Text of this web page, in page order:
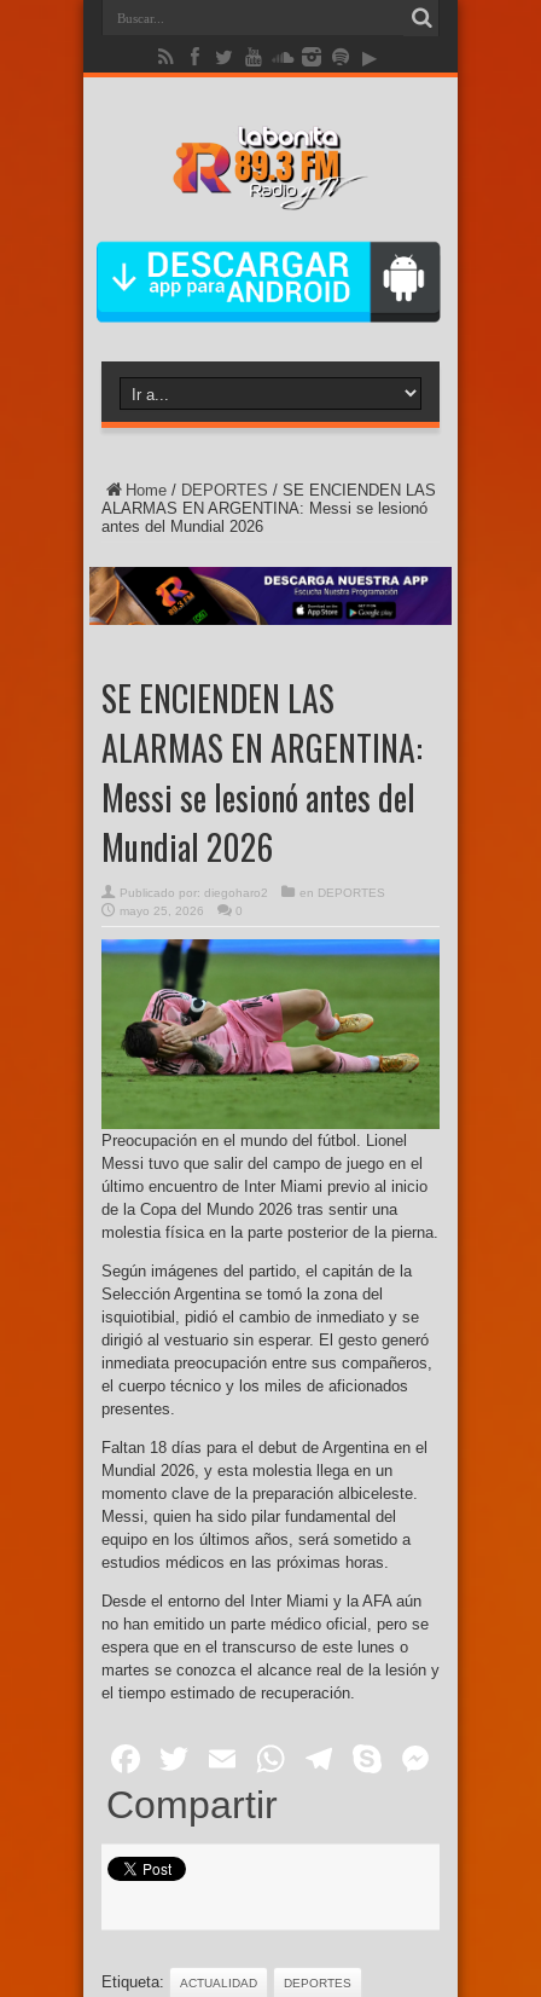
Home / DEPORTES / SE ENCIENDEN LAS
ALARMAS EN ARGENTINA: Messi se lesionó
antes del Mundial 2026
SE ENCIENDEN LAS
ALARMAS EN ARGENTINA:
Messi se lesionó antes del
Mundial 2026
Publicado por: diegoharo2 en DEPORTES
mayo 25, 2026
0
Preocupación en el mundo del fútbol. Lionel
Messi tuvo que salir del campo de juego en el
último encuentro de Inter Miami previo al inicio
de la Copa del Mundo 2026 tras sentir una
molestia física en la parte posterior de la pierna.
Según imágenes del partido, el capitán de la
Selección Argentina se tomó la zona del
isquiotibial, pidió el cambio de inmediato y se
dirigió al vestuario sin esperar. El gesto generó
inmediata preocupación entre sus compañeros,
el cuerpo técnico y los miles de aficionados
presentes.
Faltan 18 días para el debut de Argentina en el
Mundial 2026, y esta molestia llega en un
momento clave de la preparación albiceleste.
Messi, quien ha sido pilar fundamental del
equipo en los últimos años, será sometido a
estudios médicos en las próximas horas.
Desde el entorno del Inter Miami y la AFA aún
no han emitido un parte médico oficial, pero se
espera que en el transcurso de este lunes o
martes se conozca el alcance real de la lesión y
el tiempo estimado de recuperación.
Facebook
Twitter
EmailWhatsApp
Telegram
Skype
Compartir
Etiqueta: ACTUALIDAD DEPORTES